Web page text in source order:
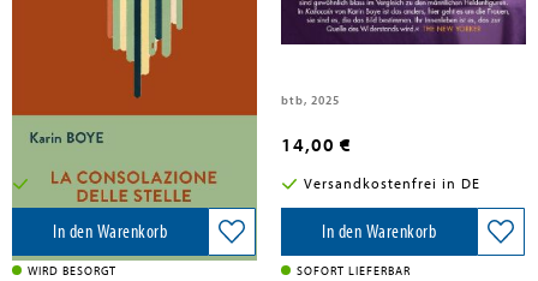
Testo svedese a fronte
27,50 €
Versandkostenfrei in DE
In den Warenkorb
WIRD BESORGT
Kallocain
btb, 2025
14,00 €
Versandkostenfrei in DE
In den Warenkorb
SOFORT LIEFERBAR